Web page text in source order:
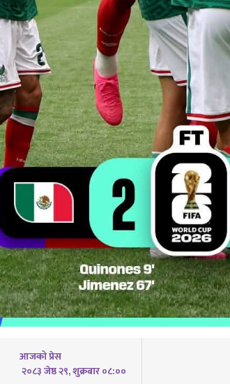
आजको प्रेस
२०८३ जेष्ठ २९, शुक्रबार ०८:००